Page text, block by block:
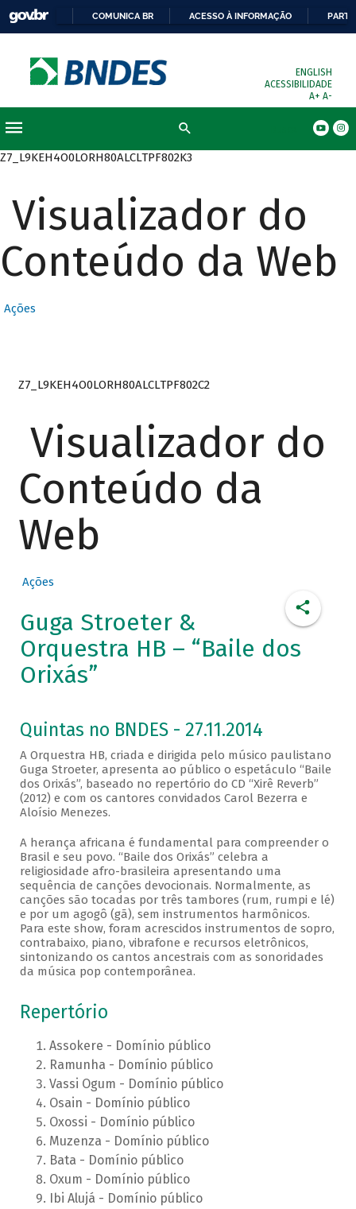
COMUNICA BR ACESSO À INFORMAÇÃO
ENGLISH
ACESSIBILIDADE
A+ A-
Z7_L9KEH4O0LORH80ALCLTPF802K3
Visualizador do
Conteúdo da Web
Ações
Z7_L9KEH4O0LORH80ALCLTPF802C2
Visualizador do
Conteúdo da
Web
Ações
Guga Stroeter &
Orquestra HB – “Baile dos
Orixás”
Quintas no BNDES - 27.11.2014
A Orquestra HB, criada e dirigida pelo músico paulistano
Guga Stroeter, apresenta ao público o espetáculo “Baile
dos Orixás”, baseado no repertório do CD “Xirê Reverb”
(2012) e com os cantores convidados Carol Bezerra e
Aloísio Menezes.
A herança africana é fundamental para compreender o
Brasil e seu povo. “Baile dos Orixás” celebra a
religiosidade afro-brasileira apresentando uma
sequência de canções devocionais. Normalmente, as
canções são tocadas por três tambores (rum, rumpi e lé)
e por um agogô (gã), sem instrumentos harmônicos.
Para este show, foram acrescidos instrumentos de sopro,
contrabaixo, piano, vibrafone e recursos eletrônicos,
sintonizando os cantos ancestrais com as sonoridades
da música pop contemporânea.
Repertório
Assokere - Domínio público
Ramunha - Domínio público
Vassi Ogum - Domínio público
Osain - Domínio público
Oxossi - Domínio público
Muzenza - Domínio público
Bata - Domínio público
Oxum - Domínio público
Ibi Alujá - Domínio público